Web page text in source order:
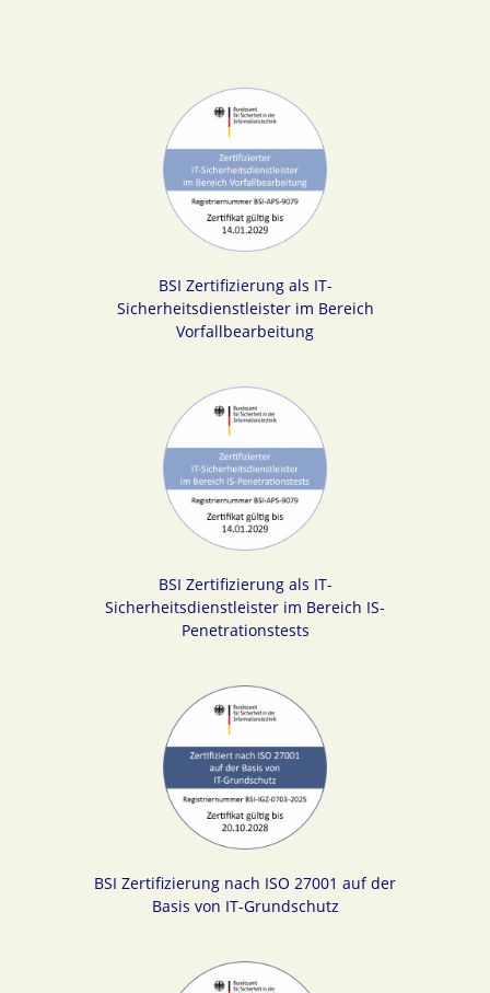
BSI Zertifizierung als IT-
Sicherheitsdienstleister im Bereich
Vorfallbearbeitung
BSI Zertifizierung als IT-
Sicherheitsdienstleister im Bereich IS-
Penetrationstests
BSI Zertifizierung nach ISO 27001 auf der
Basis von IT-Grundschutz